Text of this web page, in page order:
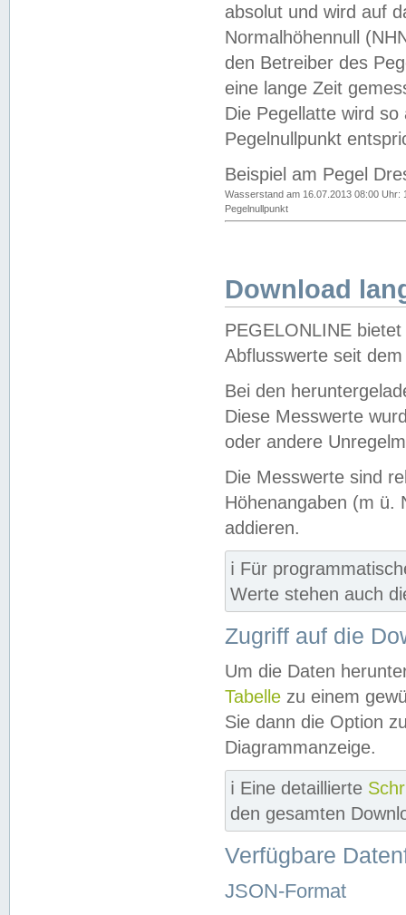
absolut und wird auf
Normalhöhennull
den Betreiber des
eine lange Zeit
Die Pegellatte wird
Pegelnullpunkt
Beispiel am Pegel
Wasserstand am 16.07.2013 08:00 Uhr:
Pegelnullpunkt
Download
PEGELONLINE
Abflusswerte seit
Bei den
Diese Messwerte
oder andere
Die Messwerte sind
Höhenangaben (m ü.
addieren.
ℹ️ Für
Werte stehen auch
Zugriff auf die
Um die Daten
Tabelle zu einem
Sie dann die Option
Diagrammanzeige.
ℹ️ Eine detaillierte
den gesamten
Verfügbare
JSON-Format